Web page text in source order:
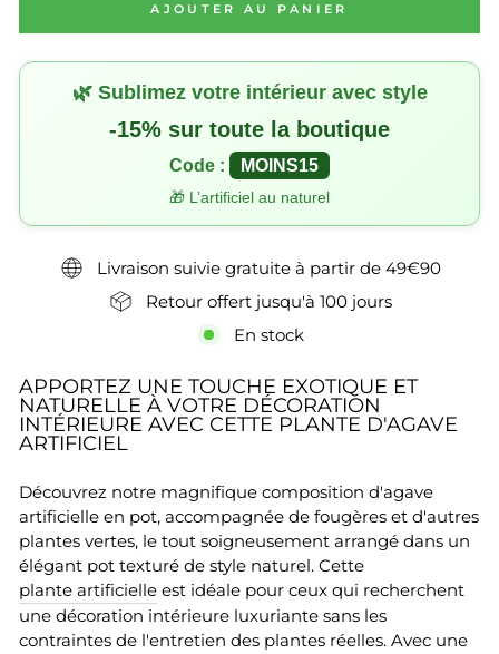
AJOUTER AU PANIER
🌿 Sublimez votre intérieur avec style
-15% sur toute la boutique
Code : MOINS15
🎁 L’artificiel au naturel
Livraison suivie gratuite à partir de 49€90
Retour offert jusqu'à 100 jours
En stock
APPORTEZ UNE TOUCHE EXOTIQUE ET
NATURELLE À VOTRE DÉCORATION
INTÉRIEURE AVEC CETTE PLANTE D'AGAVE
ARTIFICIEL
Découvrez notre magnifique composition d'agave
artificielle en pot, accompagnée de fougères et d'autres
plantes vertes, le tout soigneusement arrangé dans un
élégant pot texturé de style naturel. Cette
plante artificielle est idéale pour ceux qui recherchent
une décoration intérieure luxuriante sans les
contraintes de l'entretien des plantes réelles. Avec une